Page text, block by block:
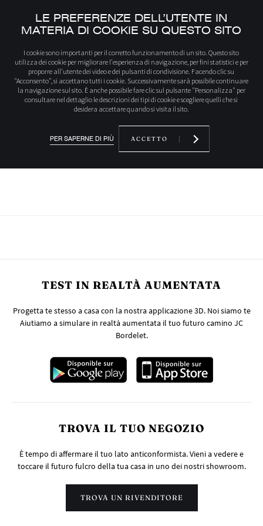
CASA DI FAMIGLIA –
DRÔME
TEST IN REALTÀ AUMENTATA
Progetta te stesso a casa con la nostra applicazione 3D. Noi siamo te
Aiutiamo a simulare in realtà aumentata il tuo futuro camino JC
Bordelet.
TROVA IL TUO NEGOZIO
È tempo di affermare il tuo lato anticonformista. Vieni a vedere e
toccare il futuro fulcro della tua casa in uno dei nostri showroom.
TROVA UN RIVENDITORE
LE PREFERENZE DELL’UTENTE IN
MATERIA DI COOKIE SU QUESTO SITO
I cookie sono importanti per il corretto funzionamento di un sito. Questo sito
utilizza dei cookie per migliorare l'esperienza di navigazione, per fini statistici e per
proporre all’utente dei video e dei pulsanti di condivisione. Facendo clic su
"Acconsento", si accettano tutti i cookie. Successivamente sarà possibile continuare
la navigazione sul sito. È anche possibile fare clic sul pulsante "Personalizza" per
consultare nel dettaglio le descrizioni dei tipi di cookie e scegliere quelli che si
desidera accettare quando si visita il sito.
PER SAPERNE DI PIÙ ACCETTO